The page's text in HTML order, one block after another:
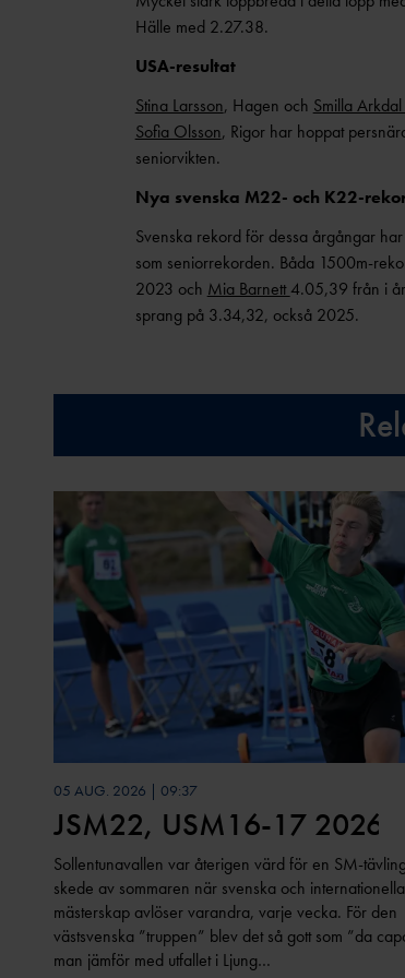
Hälle med 2.27.38.
USA-resultat
Stina Larsson, Hagen och Smilla
Sofia Olsson, Rigor har hoppat
seniorvikten.
Nya svenska M22- och K22-
Svenska rekord för dessa årgångar
som seniorrekorden. Båda 1500m-
2023 och Mia Barnett4.05,39 från i
sprang på 3.34,32, också 2025.
05 AUG. 2026 | 09:37
JSM22, USM16-17 2026
Sollentunavallen var återigen värd för en SM-
skede av sommaren när svenska och internationella
mästerskap avlöser varandra, varje vecka. För den
västsvenska ”truppen” blev det så gott som ”da
man jämför med utfallet i Ljung…